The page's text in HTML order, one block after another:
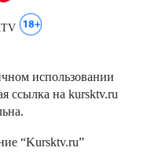
использовании
ссылка на kursktv.ru
“Kursktv.ru”